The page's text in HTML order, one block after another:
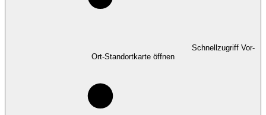
Schnellzugriff Vor-
Ort-Standortkarte öffnen